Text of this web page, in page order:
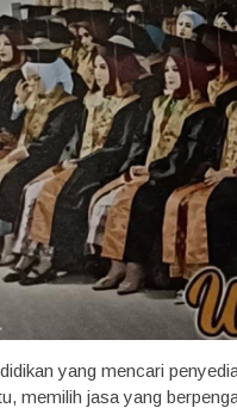
yang mencari
memilih jasa yang